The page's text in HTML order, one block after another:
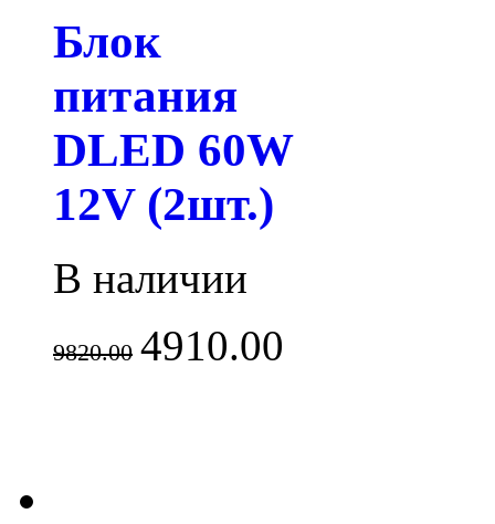
Блок
питания
DLED 60W
12V (2шт.)
В наличии
9820.00 4910.00